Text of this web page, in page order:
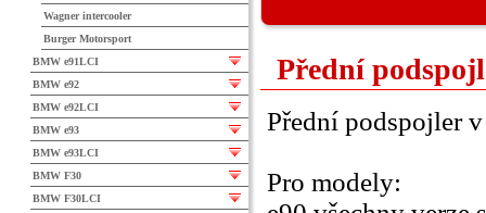
Přední
Přední podspojler
Pro modely:
Wagner intercooler
Burger Motorsport
BMW e91LCI
BMW e92
BMW e92LCI
BMW e93
BMW e93LCI
BMW F30
BMW F30LCI